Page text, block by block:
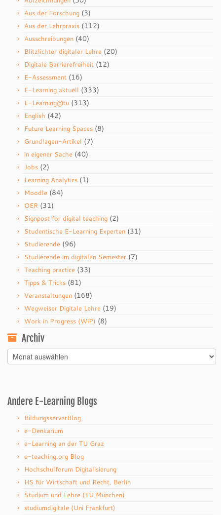
Aus der Forschung (3)
Aus der Lehrpraxis (112)
Ausschreibungen (40)
Blitzlichter digitaler Lehre (20)
Digitale Barrierefreiheit (12)
E-Assessment (16)
E-Learning aktuell (333)
E-Learning@tu (313)
English (42)
Future Learning Spaces (8)
Grundlagen-Artikel (7)
in eigener Sache (40)
Jobs (2)
Learning Analytics (1)
Moodle (84)
OER (31)
Signpost for digital teaching (2)
Studentische E-Learning Experten (31)
Studierende (96)
Studierende im digitalen Semester (7)
Teaching practice (33)
Tipps & Tricks (81)
Veranstaltungen (168)
Wegweiser Digitale Lehre (19)
Work in Progress (WiP) (8)
Archiv
Archiv
Andere E-Learning Blogs
BildungsserverBlog
e-Denkarium
e-Learning an der TU Graz
e-teaching.org Blog
Hochschulforum Digitalisierung
HS für Wirtschaft und Recht, Berlin
Studium und Lehre (TU München)
studiumdigitale (Uni Frankfurt)